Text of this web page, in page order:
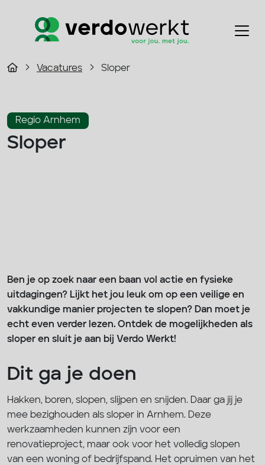
Vacatures Sloper
Regio Arnhem
Sloper
Ben je op zoek naar een baan vol actie en fysieke
uitdagingen? Lijkt het jou leuk om op een veilige en
vakkundige manier projecten te slopen? Dan moet je
echt even verder lezen. Ontdek de mogelijkheden als
sloper en sluit je aan bij Verdo Werkt!
Dit ga je doen
Hakken, boren, slopen, slijpen en snijden. Daar ga jij je
mee bezighouden als sloper in Arnhem. Deze
werkzaamheden kunnen zijn voor een
renovatieproject, maar ook voor het volledig slopen
van een woning of bedrijfspand. Het opruimen van het